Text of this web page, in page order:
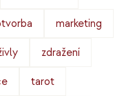
marketing
zdražení
tarot